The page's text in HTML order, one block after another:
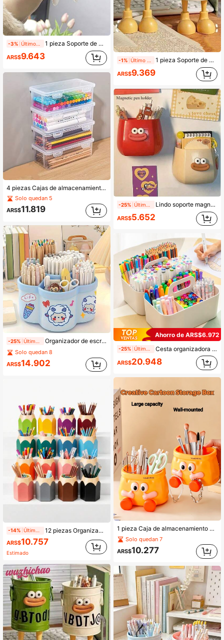
-3% 1 pieza Soporte de bolígrafo con forma de diente creativo, diseño único de diente blanco, adecuado para pequeños regalos de dental/dentista, organizador de escritorio de oficina en el hogar y soporte para brochas de maquillaje, también se puede usar para almacenamiento de cepillo de dientes en el baño Accesorios de escritorio Accesorios de oficina Suministros de oficina Accesorios de oficina
ARS$9.643
4 piezas Cajas de almacenamiento de gran capacidad de PP transparente, Cajas de almacenamiento de suministros de oficina, Cajas de almacenamiento de útiles escolares, Organizador de escritorio y accesorios, Apilables, Visibilidad clara, Cierre , Cajas de almacenamiento de artículos de papelería
Solo quedan 5
ARS$11.819
-25% Organizador de escritorio giratorio con diseño de oveja linda, soporte para bolígrafos con compartimentos separados, caja de almacenamiento inodora de PP para brochas cosméticas, lápices labiales y artículos de papelería, ideal para estudiantes, dormitorios, oficinas y útiles escolares
Solo quedan 8
ARS$14.902
-14% Últimos 1 días 12 piezas Organizador de escritorio con forma de lápiz colorido - Diseño portátil, almacena bolígrafos y lápices por separado, adecuado para estudiantes, oficina y uso doméstico. Forma de dibujos animados linda, suministros de oficina. Diseño divertido. Organizador portátil y estuche de lápices, adecuado para uso navideño. Accesorios de escritorio, adecuado para oficina, suministros escolares, accesorios divertidos, organizador ligero, soporte para bolígrafos, suministros de oficina.
ARS$10.757
Estimado
-1% 1 pieza Soporte de bolígrafo de dibujos animados lindo - Caja de almacenamiento de plástico retro ligera con asa, disponible en verde y blanco - Ideal para escritorio de oficina, aula y organización del hogar, decoración de estantería, regalo del Día de la Madre, útiles escolares
ARS$9.369
-25% Lindo soporte magnético para bolígrafos de boca grande - Caja de almacenamiento de escritorio DIY, decoración de oficina, almacenamiento colgante para puerta de refrigerador, de vuelta a la escuela
ARS$5.652
Ahorro de ARS$6.972
-25% Últimas 10 hrs Cesta organizadora de escritorio de plástico apilable de 5 compartimentos con asa, soporte portátil para brochas de maquillaje y bolígrafos, caja de almacenamiento, estante organizador de tocador dividido, adecuado para cosméticos, cuidado de la piel, papelería, suministros de arte, oficina, baño, dormitorio, residencia estudiantil y tocador
ARS$20.948
1 pieza Caja de almacenamiento de papelería creativa con diseño de dibujos animados, almacenamiento multifuncional para papelería, brochas de maquillaje, controles remotos y talla grande, adecuada para sala de estar, dormitorio, almacenamiento de baño, decoración de escritorio linda, gancho montado en la pared sin perforación, almacenamiento de gran capacidad, regalo para estudiantes, regalo de cumpleaños, esencial para el regreso a la escuela
Solo quedan 7
ARS$10.277